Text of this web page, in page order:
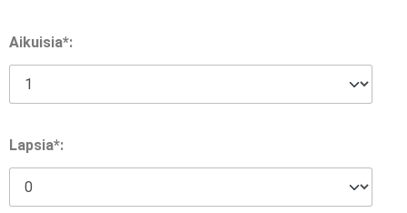
Aikuisia*:
Lapsia*: